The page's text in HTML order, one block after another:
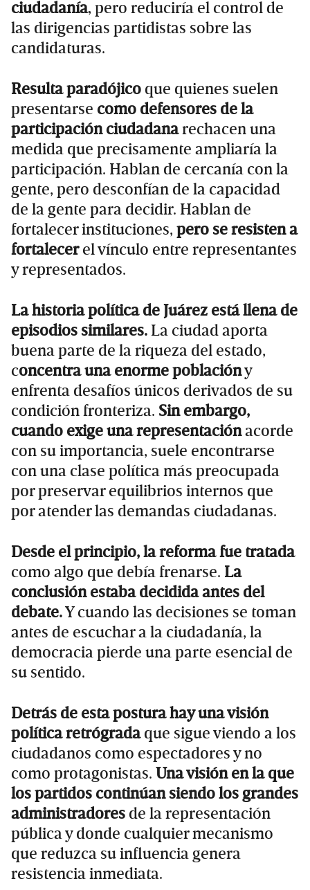
ciudadanía, pero reduciría el control de
las dirigencias partidistas sobre las
candidaturas.
Resulta paradójico que quienes suelen
presentarse como defensores de la
participación ciudadanarechacen una
medida que precisamente ampliaría la
participación. Hablan de cercanía con la
gente, pero desconfían de la capacidad
de la gente para decidir. Hablan de
fortalecer instituciones, pero se resisten a
fortalecerel vínculo entre representantes
y representados.
La historia política de Juárez está llena de
episodios similares. La ciudad aporta
buena parte de la riqueza del estado,
concentra una enorme poblacióny
enfrenta desafíos únicos derivados de su
condición fronteriza. Sin embargo,
cuando exige una representaciónacorde
con su importancia, suele encontrarse
con una clase política más preocupada
por preservar equilibrios internos que
por atender las demandas ciudadanas.
Desde el principio, la reforma fue tratada
como algo que debía frenarse. La
conclusión estaba decidida antes del
debate.Y cuando las decisiones se toman
antes de escuchar a la ciudadanía, la
democracia pierde una parte esencial de
su sentido.
Detrás de esta postura hay una visión
política retrógradaque sigue viendo a los
ciudadanos como espectadores y no
como protagonistas. Una visión en la que
los partidos continúan siendo los grandes
administradores de la representación
pública y donde cualquier mecanismo
que reduzca su influencia genera
resistencia inmediata.